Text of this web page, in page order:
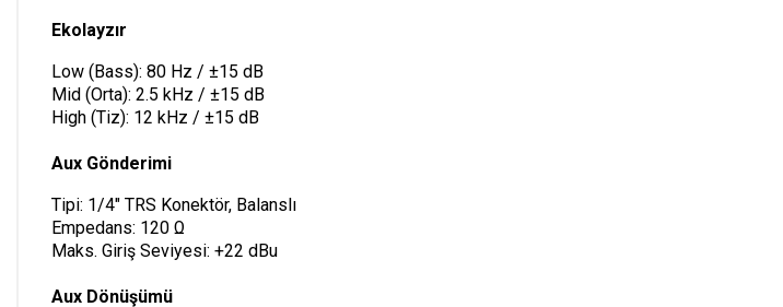
Ekolayzır
Low (Bass): 80 Hz / ±15 dB
Mid (Orta): 2.5 kHz / ±15 dB
High (Tiz): 12 kHz / ±15 dB
Aux Gönderimi
Tipi: 1/4" TRS Konektör, Balanslı
Empedans: 120 Ω
Maks. Giriş Seviyesi: +22 dBu
Aux Dönüşümü